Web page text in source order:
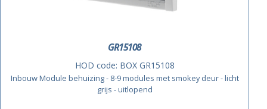
GR15108
HOD code: BOX GR15108
Inbouw Module behuizing - 8-9 modules met smokey deur - licht
grijs - uitlopend